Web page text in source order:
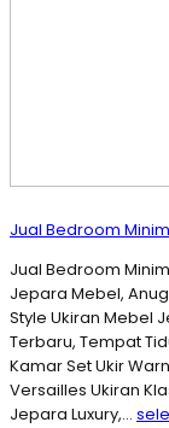
Jual Bedroom
Jual Bedroom
Jepara Mebel,
Style Ukiran Mebel
Terbaru, Tempat
Kamar Set Ukir
Versailles Ukiran
Jepara Luxury,…